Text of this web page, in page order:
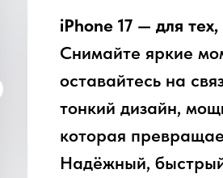
iPhone 17 — для
Снимайте яркие
оставайтесь на
тонкий дизайн,
которая
Надёжный,